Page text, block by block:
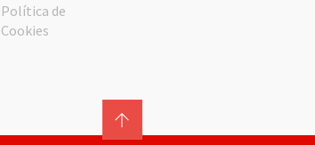
Política de
Cookies